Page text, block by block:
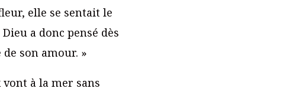
elle se sentait le
a donc pensé dès
son amour. »
à la mer sans